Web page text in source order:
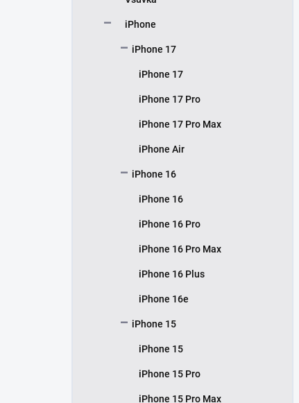
iPhone
iPhone 17
iPhone 17
iPhone 17 Pro
iPhone 17 Pro Max
iPhone Air
iPhone 16
iPhone 16
iPhone 16 Pro
iPhone 16 Pro Max
iPhone 16 Plus
iPhone 16e
iPhone 15
iPhone 15
iPhone 15 Pro
iPhone 15 Pro Max